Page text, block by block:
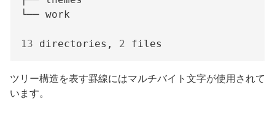
13 directories, 2
ツリー構造を表す罫線にはマルチバイト文字が使用されて
います。